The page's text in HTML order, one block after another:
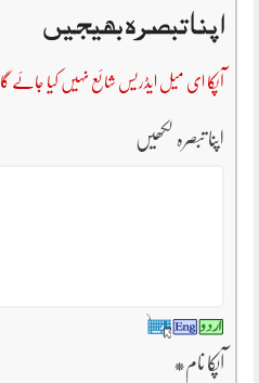
اپنا تبصرہ بھیجیں
آپکا ای میل ایڈریس شائع نہیں کیا جائے گا
اپنا تبصرہ لکھیں
آپکا نام*